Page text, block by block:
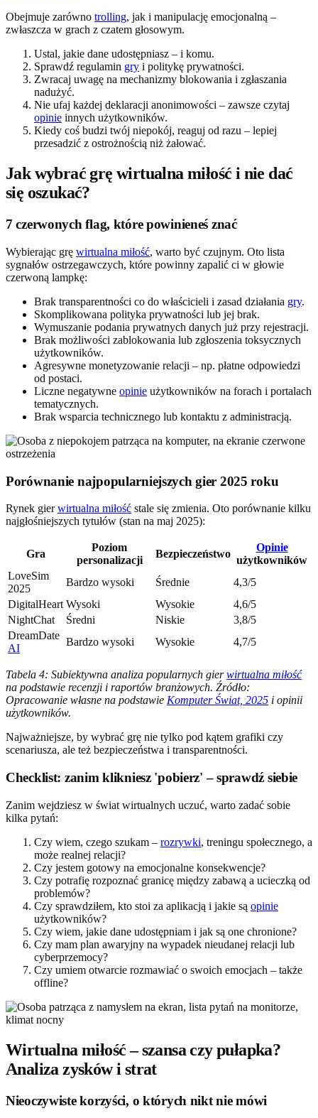
Obejmuje zarówno trolling, jak i manipulację emocjonalną –
zwłaszcza w grach z czatem głosowym.
Ustal, jakie dane udostępniasz – i komu.
Sprawdź regulamin gry i politykę prywatności.
Zwracaj uwagę na mechanizmy blokowania i zgłaszania
nadużyć.
Nie ufaj każdej deklaracji anonimowości – zawsze czytaj
opinie innych użytkowników.
Kiedy coś budzi twój niepokój, reaguj od razu – lepiej
przesadzić z ostrożnością niż żałować.
Jak wybrać grę wirtualna miłość i nie dać
się oszukać?
7 czerwonych flag, które powinieneś znać
Wybierając grę wirtualna miłość, warto być czujnym. Oto lista
sygnałów ostrzegawczych, które powinny zapalić ci w głowie
czerwoną lampkę:
Brak transparentności co do właścicieli i zasad działania gry.
Skomplikowana polityka prywatności lub jej brak.
Wymuszanie podania prywatnych danych już przy rejestracji.
Brak możliwości zablokowania lub zgłoszenia toksycznych
użytkowników.
Agresywne monetyzowanie relacji – np. płatne odpowiedzi
od postaci.
Liczne negatywne opinie użytkowników na forach i portalach
tematycznych.
Brak wsparcia technicznego lub kontaktu z administracją.
Porównanie najpopularniejszych gier 2025 roku
Rynek gierwirtualna miłość stale się zmienia. Oto porównanie kilku
najgłośniejszych tytułów (stan na maj 2025):
Gra
Poziom
personalizacji
Bezpieczeństwo
Opinie
użytkowników
LoveSim
2025
Bardzo wysoki Średnie
4,3/5
DigitalHeart Wysoki Wysokie
4,6/5
NightChat
Średni Niskie
3,8/5
DreamDate
AI
Bardzo wysoki Wysokie 4,7/5
Tabela 4: Subiektywna analiza popularnych gierwirtualna miłość
na podstawie recenzji i raportów branżowych. Źródło:
Opracowanie własne na podstawie Komputer Świat, 2025 i opinii
użytkowników.
Najważniejsze, by wybrać grę nie tylko pod kątem grafiki czy
scenariusza, ale też bezpieczeństwa i transparentności.
Checklist: zanim klikniesz 'pobierz' – sprawdź siebie
Zanim wejdziesz w świat wirtualnych uczuć, warto zadać sobie
kilka pytań:
Czy wiem, czego szukam – rozrywki, treningu społecznego, a
może realnej relacji?
Czy jestem gotowy na emocjonalne konsekwencje?
Czy potrafię rozpoznać granicę między zabawą a ucieczką od
problemów?
Czy sprawdziłem, kto stoi za aplikacją i jakie są opinie
użytkowników?
Czy wiem, jakie dane udostępniam i jak są one chronione?
Czy mam plan awaryjny na wypadek nieudanej relacji lub
cyberprzemocy?
Czy umiem otwarcie rozmawiać o swoich emocjach – także
offline?
Wirtualna miłość – szansa czy pułapka?
Analiza zysków i strat
Nieoczywiste korzyści, o których nikt nie mówi